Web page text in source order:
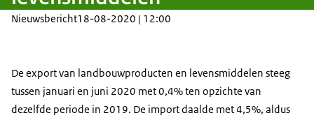
Nieuwsbericht18-08-2020 | 12:00
De export van landbouwproducten en levensmiddelen steeg
tussen januari en juni 2020 met 0,4% ten opzichte van
dezelfde periode in 2019. De import daalde met 4,5%, aldus